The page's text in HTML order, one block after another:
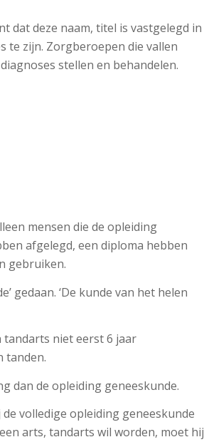
dat deze naam, titel is vastgelegd in
te zijn. Zorgberoepen die vallen
stellen en behandelen.
mensen die de opleiding
afgelegd, een diploma hebben
gebruiken.
gedaan. ‘De kunde van het helen
tandarts niet eerst 6 jaar
tanden.
dan de opleiding geneeskunde.
de volledige opleiding geneeskunde
arts, tandarts wil worden, moet hij